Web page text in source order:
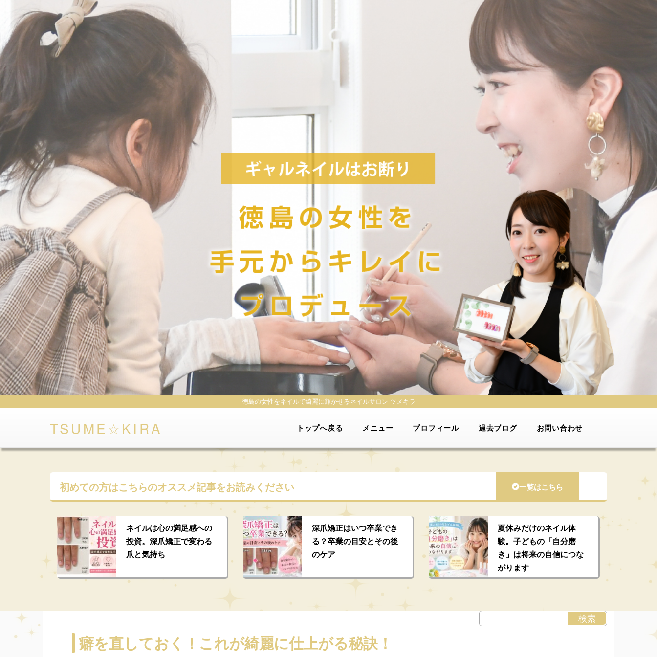
徳島の女性をネイルで綺麗に輝かせるネイルサロン ツメキラ
TSUME☆KIRA トップへ戻る メニュー プロフィール 過去ブログ お問い合わせ
初めての方はこちらのオススメ記事をお読みください 一覧はこちら
ネイルは心の満足感への
投資。深爪矯正で変わる
爪と気持ち
深爪矯正はいつ卒業でき
る？卒業の目安とその後
のケア
夏休みだけのネイル体
験。子どもの「自分磨
き」は将来の自信につな
がります
癖を直しておく！これが綺麗に仕上がる秘訣！